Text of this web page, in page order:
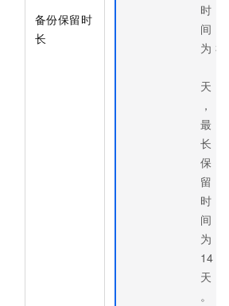
备份保留时
长
时
间
为 3
天
，
最
长
保
留
时
间
为
14
天
。